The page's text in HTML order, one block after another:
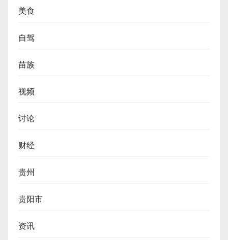
美食
自驾
苗族
视频
讨论
财经
贵州
贵阳市
资讯